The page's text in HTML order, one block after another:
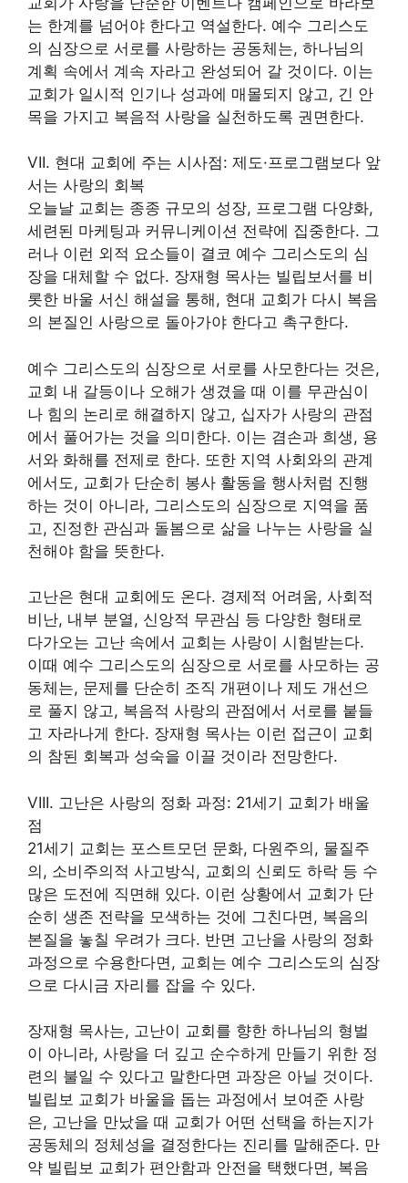
는 한계를 넘어야 한다고 역설한다. 예수 그리스도
의 심장으로 서로를 사랑하는 공동체는, 하나님의
계획 속에서 계속 자라고 완성되어 갈 것이다. 이는
교회가 일시적 인기나 성과에 매몰되지 않고, 긴 안
목을 가지고 복음적 사랑을 실천하도록 권면한다.
VII. 현대 교회에 주는 시사점: 제도·프로그램보다 앞
서는 사랑의 회복
오늘날 교회는 종종 규모의 성장, 프로그램 다양화,
세련된 마케팅과 커뮤니케이션 전략에 집중한다. 그
러나 이런 외적 요소들이 결코 예수 그리스도의 심
장을 대체할 수 없다. 장재형 목사는 빌립보서를 비
롯한 바울 서신 해설을 통해, 현대 교회가 다시 복음
의 본질인 사랑으로 돌아가야 한다고 촉구한다.
예수 그리스도의 심장으로 서로를 사모한다는 것은,
교회 내 갈등이나 오해가 생겼을 때 이를 무관심이
나 힘의 논리로 해결하지 않고, 십자가 사랑의 관점
에서 풀어가는 것을 의미한다. 이는 겸손과 희생, 용
서와 화해를 전제로 한다. 또한 지역 사회와의 관계
에서도, 교회가 단순히 봉사 활동을 행사처럼 진행
하는 것이 아니라, 그리스도의 심장으로 지역을 품
고, 진정한 관심과 돌봄으로 삶을 나누는 사랑을 실
천해야 함을 뜻한다.
고난은 현대 교회에도 온다. 경제적 어려움, 사회적
비난, 내부 분열, 신앙적 무관심 등 다양한 형태로
다가오는 고난 속에서 교회는 사랑이 시험받는다.
이때 예수 그리스도의 심장으로 서로를 사모하는 공
동체는, 문제를 단순히 조직 개편이나 제도 개선으
로 풀지 않고, 복음적 사랑의 관점에서 서로를 붙들
고 자라나게 한다. 장재형 목사는 이런 접근이 교회
의 참된 회복과 성숙을 이끌 것이라 전망한다.
VIII. 고난은 사랑의 정화 과정: 21세기 교회가 배울
점
21세기 교회는 포스트모던 문화, 다원주의, 물질주
의, 소비주의적 사고방식, 교회의 신뢰도 하락 등 수
많은 도전에 직면해 있다. 이런 상황에서 교회가 단
순히 생존 전략을 모색하는 것에 그친다면, 복음의
본질을 놓칠 우려가 크다. 반면 고난을 사랑의 정화
과정으로 수용한다면, 교회는 예수 그리스도의 심장
으로 다시금 자리를 잡을 수 있다.
장재형 목사는, 고난이 교회를 향한 하나님의 형벌
이 아니라, 사랑을 더 깊고 순수하게 만들기 위한 정
련의 불일 수 있다고 말한다면 과장은 아닐 것이다.
빌립보 교회가 바울을 돕는 과정에서 보여준 사랑
은, 고난을 만났을 때 교회가 어떤 선택을 하는지가
공동체의 정체성을 결정한다는 진리를 말해준다. 만
약 빌립보 교회가 편안함과 안전을 택했다면, 복음